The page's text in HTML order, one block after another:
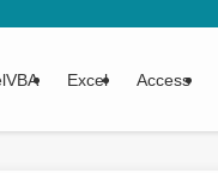
Excel Access